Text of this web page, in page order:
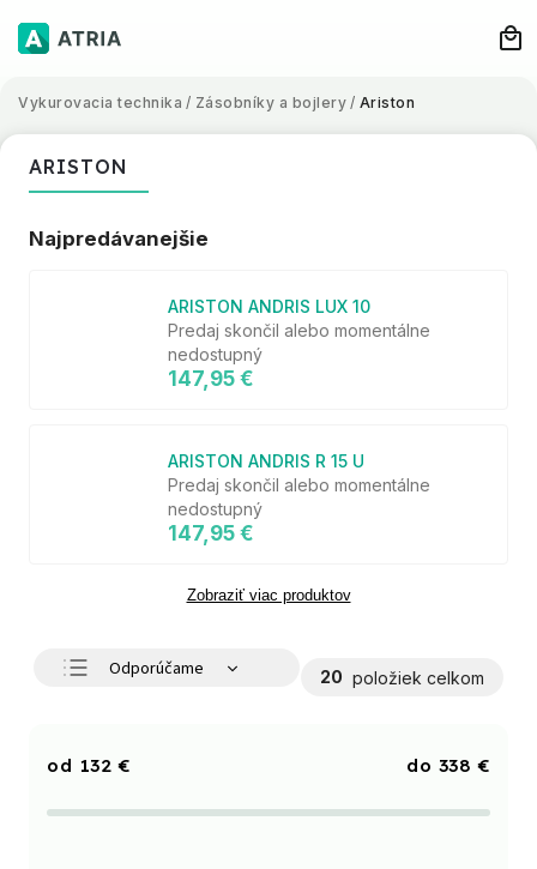
Vykurovacia technika / Zásobníky a bojlery / Ariston
ARISTON
Najpredávanejšie
ARISTON ANDRIS LUX 10
Predaj skončil alebo momentálne
nedostupný
147,95 €
ARISTON ANDRIS R 15 U
Predaj skončil alebo momentálne
nedostupný
147,95 €
Zobraziť viac produktov
Odporúčame
Abecedne
20 položiek celkom
132 € 338 €